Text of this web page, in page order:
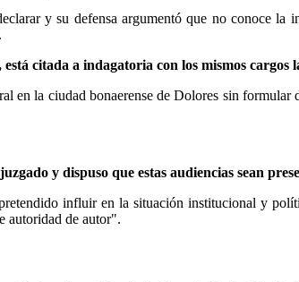
y su defensa argumentó que no conoce la
está citada a indagatoria con los mismos
en la ciudad bonaerense de Dolores sin formular
y dispuso que estas audiencias sean
influir en la situación institucional y
autoridad de autor".